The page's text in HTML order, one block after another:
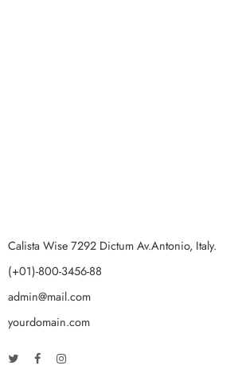
Calista Wise 7292 Dictum Av.Antonio, Italy.
(+01)-800-3456-88
admin@mail.com
yourdomain.com